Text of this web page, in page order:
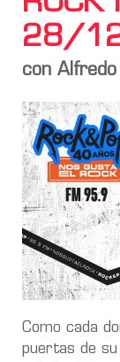
28/
con
Como cada
puertas de su